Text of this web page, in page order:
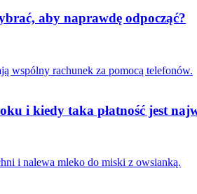
aby naprawdę odpocząć?
i kiedy taka płatność jest